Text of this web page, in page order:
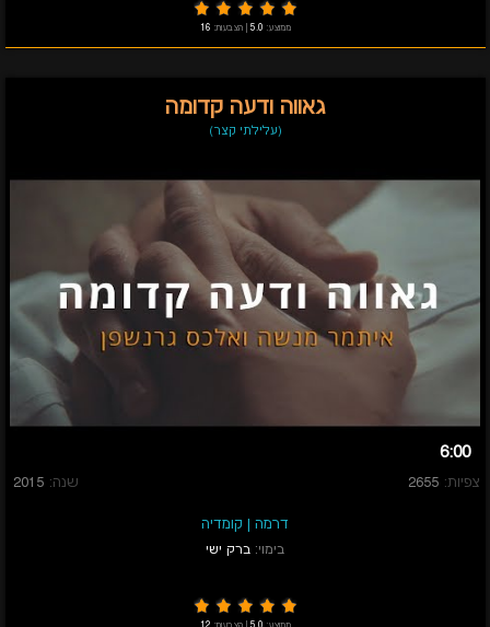
ממוצע: 5.0
|הצבעות: 16
גאווה ודעה קדומה
(עלילתי קצר)
6:00
צפיות: 2655 שנה: 2015
דרמה | קומדיה
בימוי: ברק ישי